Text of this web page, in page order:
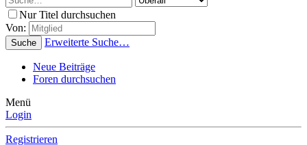
Nur Titel durchsuchen
Von:
Suche Erweiterte Suche…
Neue Beiträge
Foren durchsuchen
Menü
Login
Registrieren